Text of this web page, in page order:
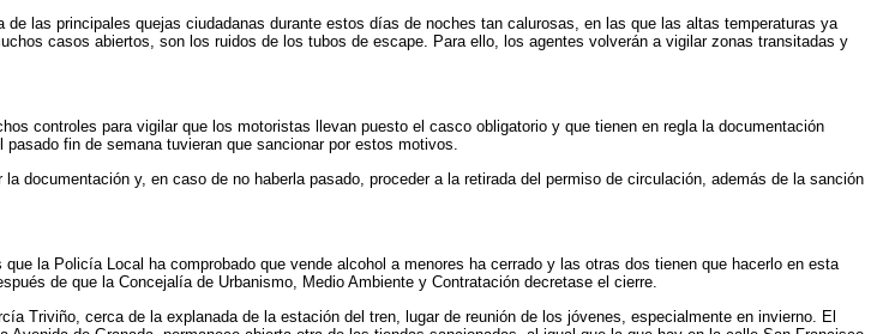
las principales quejas ciudadanas durante estos días de noches tan calurosas, en las que las altas temperaturas ya
casos abiertos, son los ruidos de los tubos de escape. Para ello, los agentes volverán a vigilar zonas transitadas y
controles para vigilar que los motoristas llevan puesto el casco obligatorio y que tienen en regla la documentación
fin de semana tuvieran que sancionar por estos motivos.
documentación y, en caso de no haberla pasado, proceder a la retirada del permiso de circulación, además de la sanción
la Policía Local ha comprobado que vende alcohol a menores ha cerrado y las otras dos tienen que hacerlo en esta
de que la Concejalía de Urbanismo, Medio Ambiente y Contratación decretase el cierre.
Triviño, cerca de la explanada de la estación del tren, lugar de reunión de los jóvenes, especialmente en invierno. El